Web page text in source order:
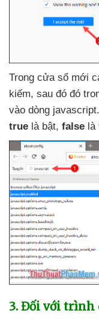
Trong cửa sổ mới
kiếm, sau đó đó
vào dòng
true là bật, false là
3. Đối với trình